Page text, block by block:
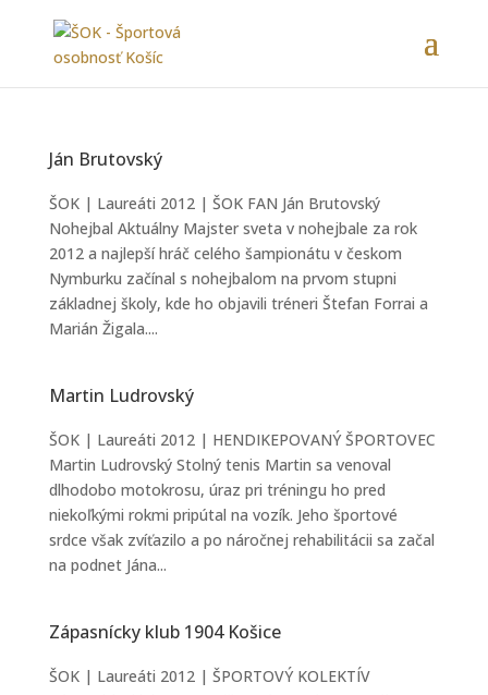
Ján Brutovský
ŠOK | Laureáti 2012 | ŠOK FAN Ján Brutovský
Nohejbal Aktuálny Majster sveta v nohejbale za rok
2012 a najlepší hráč celého šampionátu v českom
Nymburku začínal s nohejbalom na prvom stupni
základnej školy, kde ho objavili tréneri Štefan Forrai a
Marián Žigala....
Martin Ludrovský
ŠOK | Laureáti 2012 | HENDIKEPOVANÝ ŠPORTOVEC
Martin Ludrovský Stolný tenis Martin sa venoval
dlhodobo motokrosu, úraz pri tréningu ho pred
niekoľkými rokmi pripútal na vozík. Jeho športové
srdce však zvíťazilo a po náročnej rehabilitácii sa začal
na podnet Jána...
Zápasnícky klub 1904 Košice
ŠOK | Laureáti 2012 | ŠPORTOVÝ KOLEKTÍV